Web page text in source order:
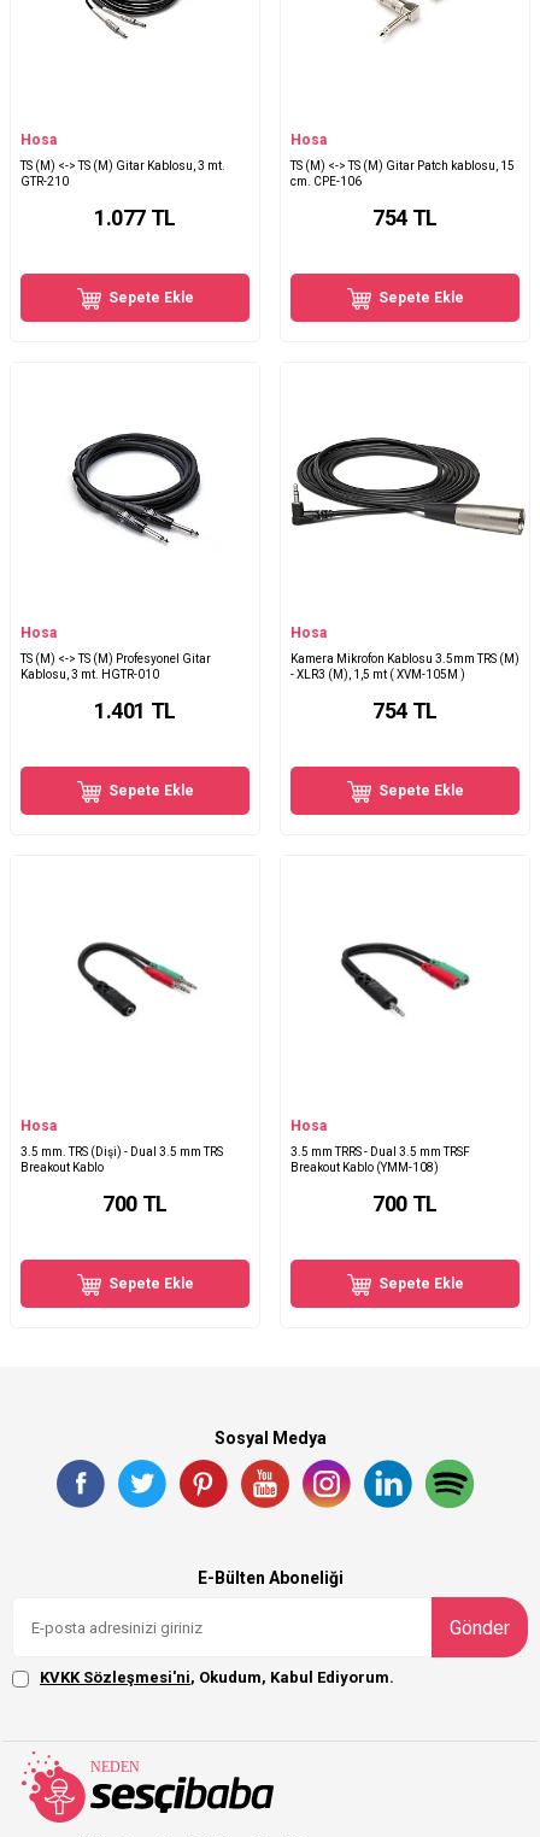
Hosa
TS (M) <-> TS (M) Gitar Kablosu, 3 mt.
GTR-210
1.077 TL
Sepete Ekle
Hosa
TS (M) <-> TS (M) Gitar Patch kablosu, 15
cm. CPE-106
754 TL
Sepete Ekle
Hosa
TS (M) <-> TS (M) Profesyonel Gitar
Kablosu, 3 mt. HGTR-010
1.401 TL
Sepete Ekle
Hosa
Kamera Mikrofon Kablosu 3.5mm TRS (M)
- XLR3 (M), 1,5 mt ( XVM-105M )
754 TL
Sepete Ekle
Hosa
3.5 mm. TRS (Dişi) - Dual 3.5 mm TRS
Breakout Kablo
700 TL
Sepete Ekle
Hosa
3.5 mm TRRS - Dual 3.5 mm TRSF
Breakout Kablo (YMM-108)
700 TL
Sepete Ekle
Sosyal Medya
E-Bülten Aboneliği
Gönder
KVKK Sözleşmesi'ni, Okudum, Kabul Ediyorum.